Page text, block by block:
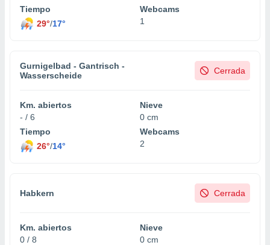
Tiempo
29°/17°
Webcams
1
Gurnigelbad - Gantrisch -
Wasserscheide
Cerrada
Km. abiertos
- / 6
Nieve
0 cm
Tiempo
26°/14°
Webcams
2
Habkern Cerrada
Km. abiertos
0 / 8
Nieve
0 cm